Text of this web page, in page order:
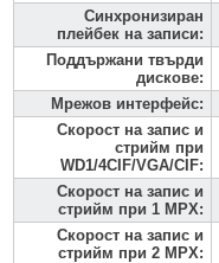
Синхронизиран
плейбек на записи:
Поддържани твърди
дискове:
Мрежов интерфейс:
Скорост на запис и
стрийм при
WD1/4CIF/VGA/CIF:
Скорост на запис и
стрийм при 1 MPX:
Скорост на запис и
стрийм при 2 MPX: